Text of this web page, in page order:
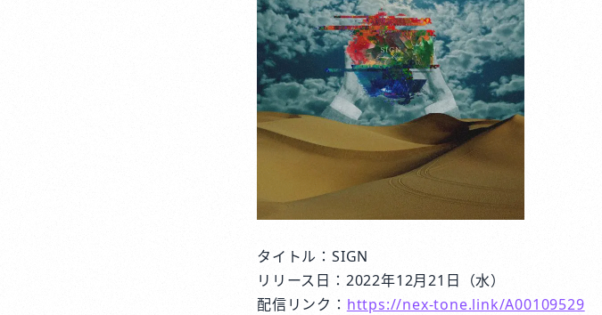
タイトル：SIGN
リリース日：2022年12月21日（水）
配信リンク： https://nex-tone.link/A00109529